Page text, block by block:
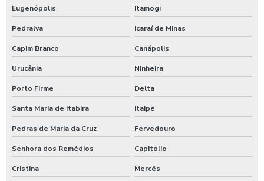
Eugenópolis Itamogi
Pedralva Icaraí de Minas
Capim Branco Canápolis
Urucânia Ninheira
Porto Firme Delta
Santa Maria de Itabira Itaipé
Pedras de Maria da Cruz Fervedouro
Senhora dos Remédios Capitólio
Cristina Mercês